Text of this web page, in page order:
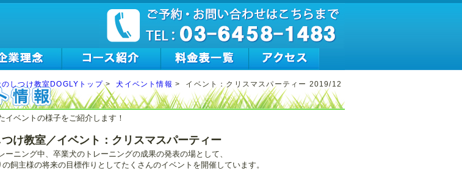
のしつけ教室DOGLYトップ> 犬イベント情報 > イベント：クリスマスパーティー 2019/12
イベントの様子をご紹介します！
け教室／イベント：クリスマスパーティー
ーニング中、卒業犬のトレーニングの成果の発表の場として、
飼主様の将来の目標作りとしてたくさんのイベントを開催しています。